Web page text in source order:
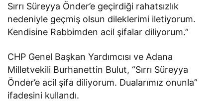
Sırrı Süreyya Önder’e geçirdiği rahatsızlık
nedeniyle geçmiş olsun dileklerimi iletiyorum.
Kendisine Rabbimden acil şifalar diliyorum.”
CHP Genel Başkan Yardımcısı ve Adana
Milletvekili Burhanettin Bulut, “Sırrı Süreyya
Önder’e acil şifa diliyorum. Dualarımız onunla”
ifadesini kullandı.